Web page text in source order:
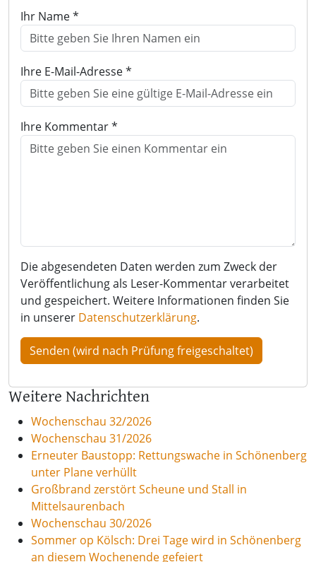
Ihr Name *
Ihre E-Mail-Adresse *
Ihre Kommentar *
Die abgesendeten Daten werden zum Zweck der
Veröffentlichung als Leser-Kommentar verarbeitet
und gespeichert. Weitere Informationen finden Sie
in unserer Datenschutzerklärung.
Weitere Nachrichten
Wochenschau 32/2026
Wochenschau 31/2026
Erneuter Baustopp: Rettungswache in Schönenberg
unter Plane verhüllt
Großbrand zerstört Scheune und Stall in
Mittelsaurenbach
Wochenschau 30/2026
Sommer op Kölsch: Drei Tage wird in Schönenberg
an diesem Wochenende gefeiert